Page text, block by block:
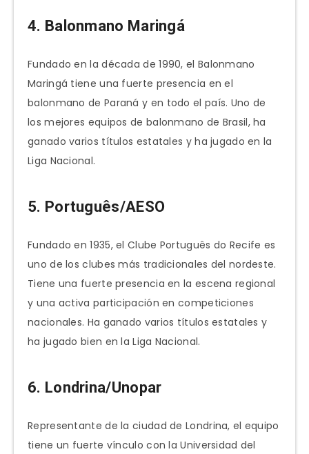
4. Balonmano Maringá
Fundado en la década de 1990, el Balonmano
Maringá tiene una fuerte presencia en el
balonmano de Paraná y en todo el país. Uno de
los mejores equipos de balonmano de Brasil, ha
ganado varios títulos estatales y ha jugado en la
Liga Nacional.
5. Português/AESO
Fundado en 1935, el Clube Português do Recife es
uno de los clubes más tradicionales del nordeste.
Tiene una fuerte presencia en la escena regional
y una activa participación en competiciones
nacionales. Ha ganado varios títulos estatales y
ha jugado bien en la Liga Nacional.
6. Londrina/Unopar
Representante de la ciudad de Londrina, el equipo
tiene un fuerte vínculo con la Universidad del